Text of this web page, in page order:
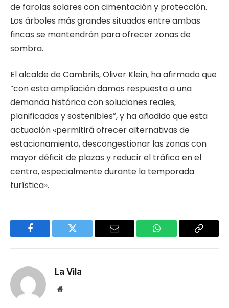
de farolas solares con cimentación y protección.
Los árboles más grandes situados entre ambas
fincas se mantendrán para ofrecer zonas de
sombra.
El alcalde de Cambrils, Oliver Klein, ha afirmado que
“con esta ampliación damos respuesta a una
demanda histórica con soluciones reales,
planificadas y sostenibles”, y ha añadido que esta
actuación «permitirá ofrecer alternativas de
estacionamiento, descongestionar las zonas con
mayor déficit de plazas y reducir el tráfico en el
centro, especialmente durante la temporada
turística».
Facebook Twitter Email WhatsApp Copy
La Vila
Website